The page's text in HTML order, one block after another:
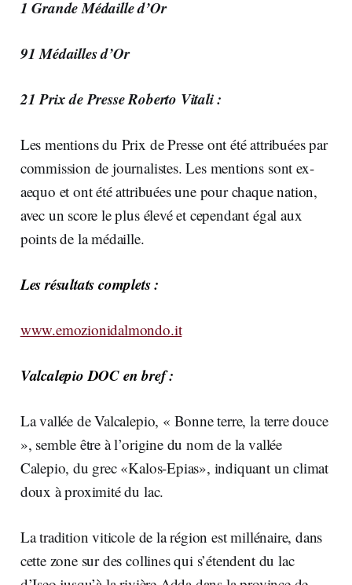
1 Grande Médaille d’Or
91 Médailles d’Or
21 Prix de Presse Roberto Vitali :
Les mentions du Prix de Presse ont été attribuées par
commission de journalistes. Les mentions sont ex-
aequo et ont été attribuées une pour chaque nation,
avec un score le plus élevé et cependant égal aux
points de la médaille.
Les résultats complets :
www.emozionidalmondo.it
Valcalepio DOC en bref :
La vallée de Valcalepio, « Bonne terre, la terre douce
», semble être à l’origine du nom de la vallée
Calepio, du grec «Kalos-Epias», indiquant un climat
doux à proximité du lac.
La tradition viticole de la région est millénaire, dans
cette zone sur des collines qui s’étendent du lac